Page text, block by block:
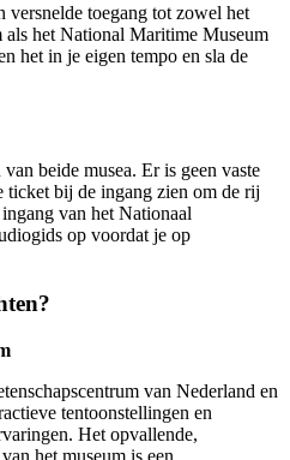
versnelde toegang tot zowel het
het National Maritime Museum
het in je eigen tempo en sla de
beide musea. Er is geen vaste
ticket bij de ingang zien om de rij
van het Nationaal
op voordat je op
van Nederland en
tentoonstellingen en
Het opvallende,
het museum is een